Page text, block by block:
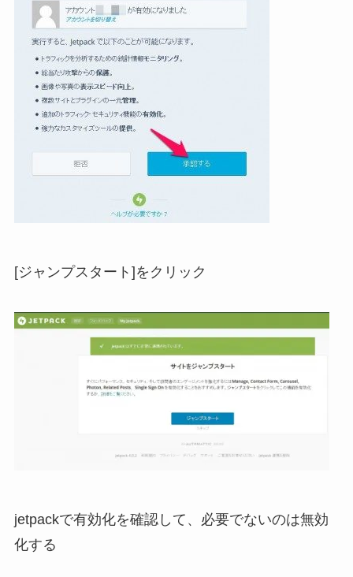
[ジャンプスタート]をクリック
jetpackで有効化を確認して、必要でないのは無効
化する